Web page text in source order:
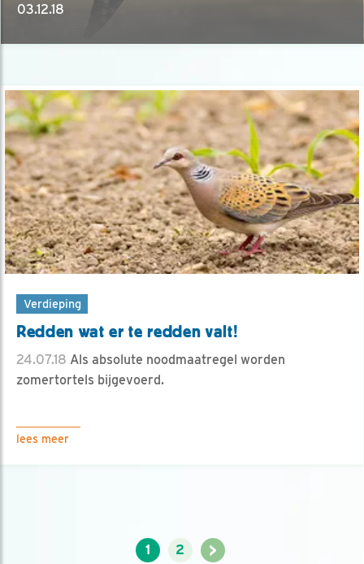
03.12.18
Verdieping
Redden wat er te redden valt!
24.07.18 Als absolute noodmaatregel worden
zomertortels bijgevoerd.
lees meer
1 2 >